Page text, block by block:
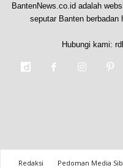
BantenNews.co.id adalah
seputar Banten
Hubungi kami:
Redaksi Pedoman Media